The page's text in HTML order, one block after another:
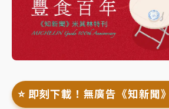
⭐️ 即刻下載！無廣告《知新聞